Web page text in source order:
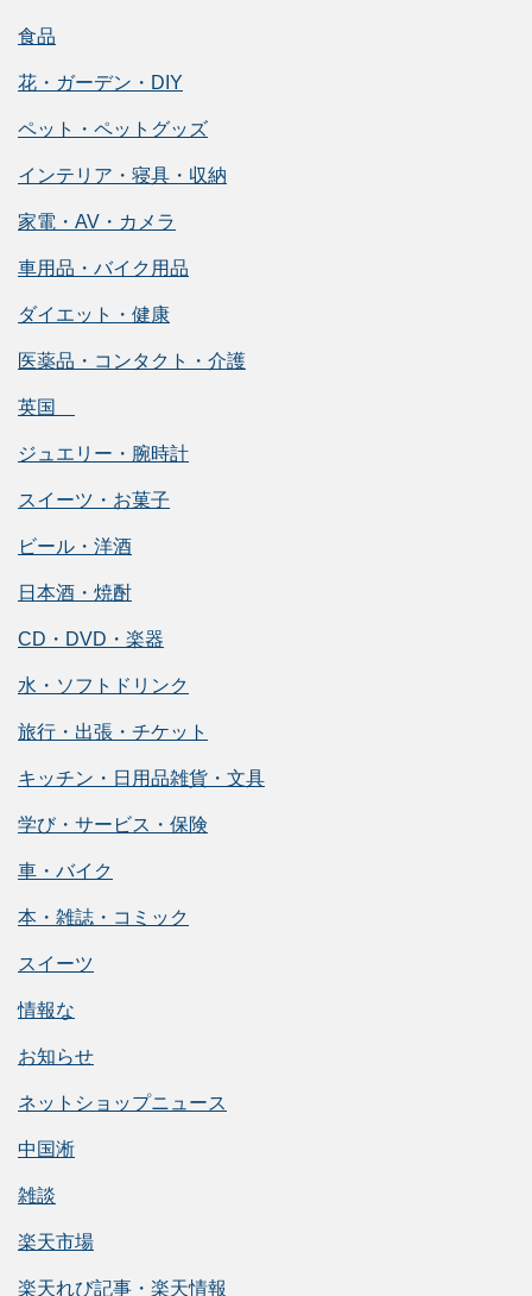
食品
花・ガーデン・DIY
ペット・ペットグッズ
インテリア・寝具・収納
家電・AV・カメラ
車用品・バイク用品
ダイエット・健康
医薬品・コンタクト・介護
英国
ジュエリー・腕時計
スイーツ・お菓子
ビール・洋酒
日本酒・焼酎
CD・DVD・楽器
水・ソフトドリンク
旅行・出張・チケット
キッチン・日用品雑貨・文具
学び・サービス・保険
車・バイク
本・雑誌・コミック
スイーツ
情報な
お知らせ
ネットショップニュース
中国淅
雑談
楽天市場
楽天れび記事・楽天情報